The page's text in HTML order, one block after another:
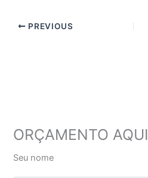
PREVIOUS
ORÇAMENTO AQUI
Seu nome